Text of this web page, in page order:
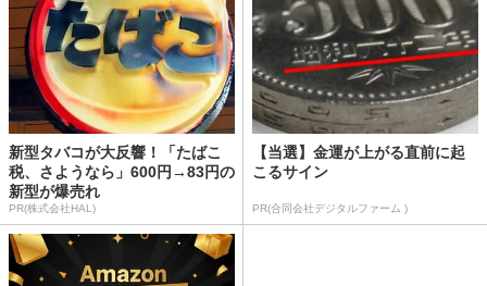
新型タバコが大反響！「たばこ
税、さようなら」600円→83円の
新型が爆売れ
PR(株式会社HAL)
【当選】金運が上がる直前に起
こるサイン
PR(合同会社デジタルファーム )